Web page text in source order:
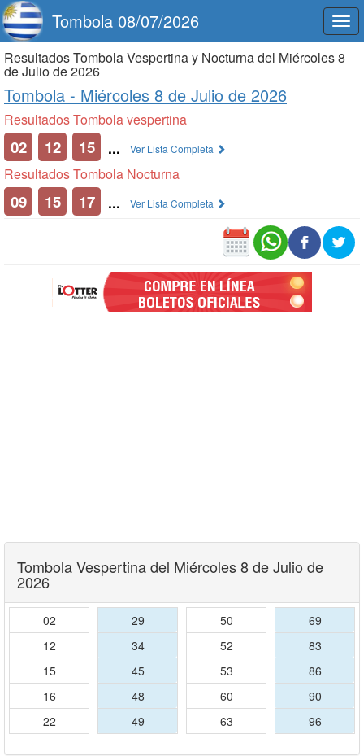
Tombola 08/07/2026
Resultados Tombola Vespertina y Nocturna del Miércoles 8
de Julio de 2026
Tombola - Miércoles 8 de Julio de 2026
Resultados Tombola vespertina
02 12 15 ... Ver Lista Completa
Resultados Tombola Nocturna
09 15 17 ... Ver Lista Completa
Tombola Vespertina del Miércoles 8 de Julio de
2026
02
12
15
16
22
29
34
45
48
49
50
52
53
60
63
69
83
86
90
96